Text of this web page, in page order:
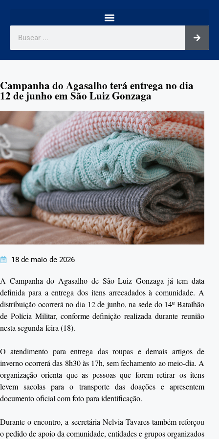
Campanha do Agasalho terá entrega no dia
12 de junho em São Luiz Gonzaga
18 de maio de 2026
A Campanha do Agasalho de São Luiz Gonzaga já tem data
definida para a entrega dos itens arrecadados à comunidade. A
distribuição ocorrerá no dia 12 de junho, na sede do 14º Batalhão
de Polícia Militar, conforme definição realizada durante reunião
nesta segunda-feira (18).
O atendimento para entrega das roupas e demais artigos de
inverno ocorrerá das 8h30 às 17h, sem fechamento ao meio-dia. A
organização orienta que as pessoas que forem retirar os itens
levem sacolas para o transporte das doações e apresentem
documento oficial com foto para identificação.
Durante o encontro, a secretária Nelvia Tavares também reforçou
o pedido de apoio da comunidade, entidades e grupos organizados